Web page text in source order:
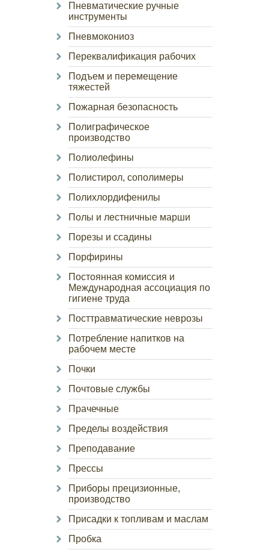
Пневматические ручные
инструменты
Пневмокониоз
Переквалификация рабочих
Подъем и перемещение
тяжестей
Пожарная безопасность
Полиграфическое
производство
Полиолефины
Полистирол, сополимеры
Полихлордифенилы
Полы и лестничные марши
Порезы и ссадины
Порфирины
Постоянная комиссия и
Международная ассоциация по
гигиене труда
Посттравматические неврозы
Потребление напитков на
рабочем месте
Почки
Почтовые службы
Прачечные
Пределы воздействия
Преподавание
Прессы
Приборы прецизионные,
производство
Присадки к топливам и маслам
Пробка